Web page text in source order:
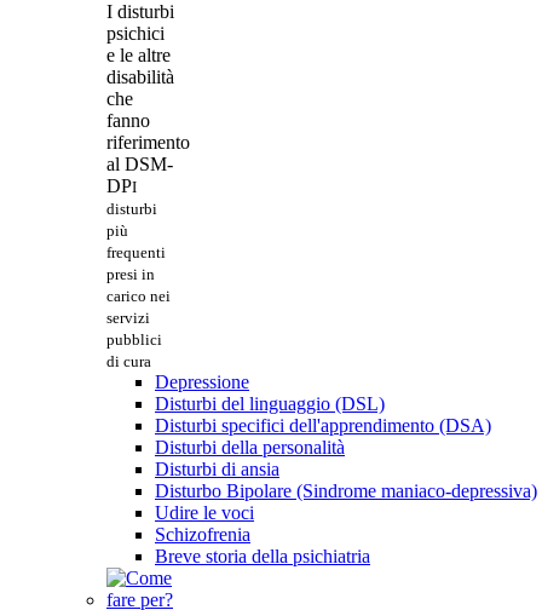
I disturbi
psichici
e le altre
disabilità
che
fanno
riferimento
al DSM-
DPI
disturbi
più
frequenti
presi in
carico nei
servizi
pubblici
di cura
Depressione
Disturbi del linguaggio (DSL)
Disturbi specifici dell'apprendimento (DSA)
Disturbi della personalità
Disturbi di ansia
Disturbo Bipolare (Sindrome maniaco-depressiva)
Udire le voci
Schizofrenia
Breve storia della psichiatria